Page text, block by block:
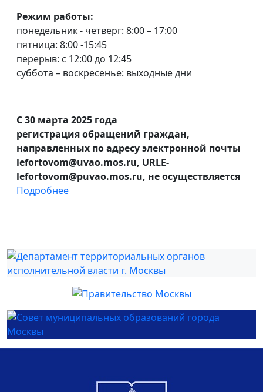
Режим работы:
понедельник - четверг: 8:00 – 17:00
пятница: 8:00 -15:45
перерыв: с 12:00 до 12:45
суббота – воскресенье: выходные дни
С 30 марта 2025 года
регистрация обращений граждан,
направленных по адресу электронной почты
lefortovom@uvao.mos.ru, URLE-
lefortovom@puvao.mos.ru, не осуществляется
Подробнее